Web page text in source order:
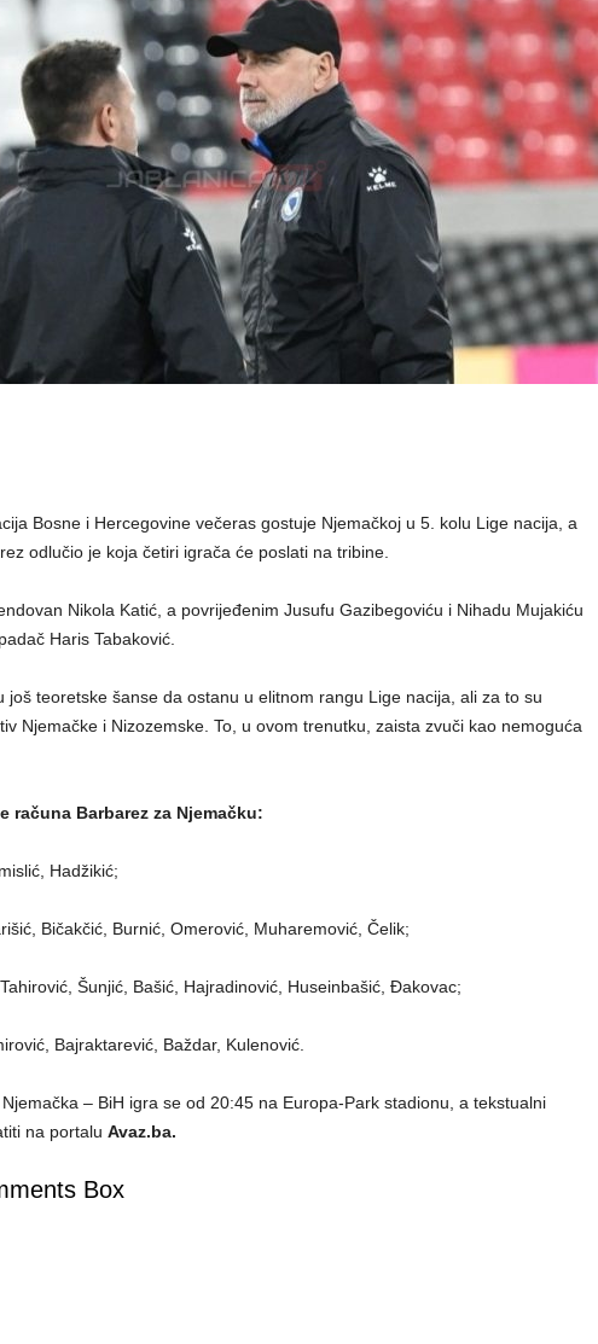
Bosne i Hercegovine večeras gostuje Njemačkoj u 5. kolu Lige nacija, a
odlučio je koja četiri igrača će poslati na tribine.
Nikola Katić, a povrijeđenim Jusufu Gazibegoviću i Nihadu Mujakiću
Haris Tabaković.
još teoretske šanse da ostanu u elitnom rangu Lige nacija, ali za to su
Njemačke i Nizozemske. To, u ovom trenutku, zaista zvuči kao nemoguća
računa Barbarez za Njemačku:
Hadžikić;
Bičakčić, Burnić, Omerović, Muharemović, Čelik;
Šunjić, Bašić, Hajradinović, Huseinbašić, Đakovac;
Bajraktarević, Baždar, Kulenović.
– BiH igra se od 20:45 na Europa-Park stadionu, a tekstualni
na portalu Avaz.ba.
Box